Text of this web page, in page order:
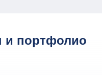
портфолио